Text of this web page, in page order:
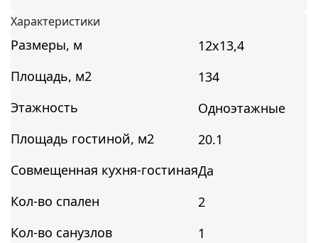
Характеристики
Размеры, м
12х13,4
Площадь, м2
134
Этажность
Одноэтажные
Площадь гостиной, м2
20.1
Совмещенная кухня-гостинаяДа
Кол-во спален
2
Кол-во санузлов
1